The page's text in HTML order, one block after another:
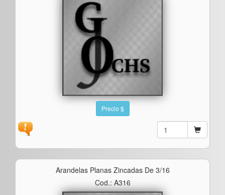
Precio $
Arandelas Planas Zincadas De 3/16
Cod.: A316